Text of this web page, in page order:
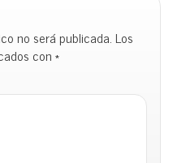
no será publicada. Los
con*